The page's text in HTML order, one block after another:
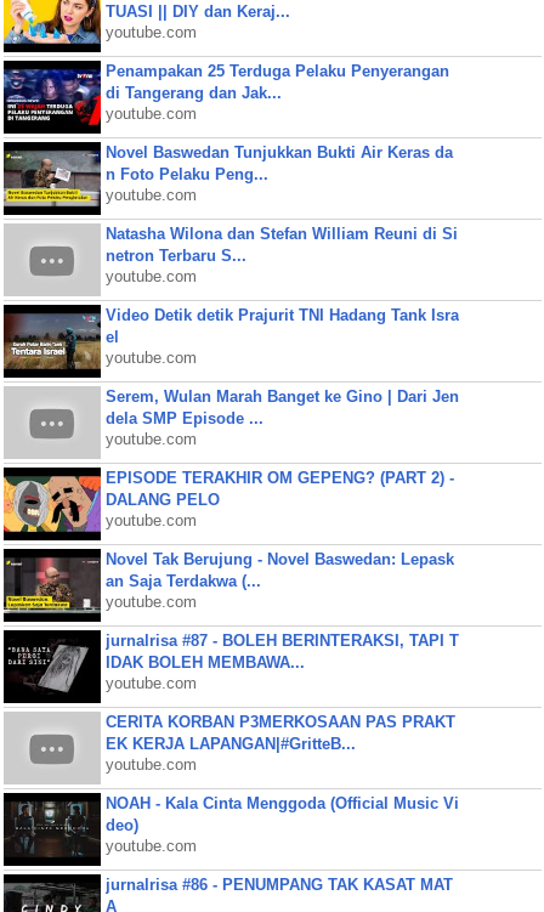
TUASI || DIY dan Keraj...
youtube.com
Penampakan 25 Terduga Pelaku Penyerangan
di Tangerang dan Jak...
youtube.com
Novel Baswedan Tunjukkan Bukti Air Keras da
n Foto Pelaku Peng...
youtube.com
Natasha Wilona dan Stefan William Reuni di Si
netron Terbaru S...
youtube.com
Video Detik detik Prajurit TNI Hadang Tank Isra
el
youtube.com
Serem, Wulan Marah Banget ke Gino | Dari Jen
dela SMP Episode ...
youtube.com
EPISODE TERAKHIR OM GEPENG? (PART 2) -
DALANG PELO
youtube.com
Novel Tak Berujung - Novel Baswedan: Lepask
an Saja Terdakwa (...
youtube.com
jurnalrisa #87 - BOLEH BERINTERAKSI, TAPI T
IDAK BOLEH MEMBAWA...
youtube.com
CERITA KORBAN P3MERKOSAAN PAS PRAKT
EK KERJA LAPANGAN|#GritteB...
youtube.com
NOAH - Kala Cinta Menggoda (Official Music Vi
deo)
youtube.com
jurnalrisa #86 - PENUMPANG TAK KASAT MAT
A